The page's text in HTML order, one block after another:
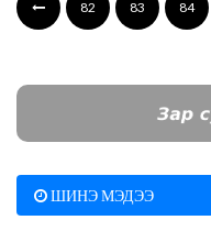
82 83 84
ШИНЭ МЭДЭЭ